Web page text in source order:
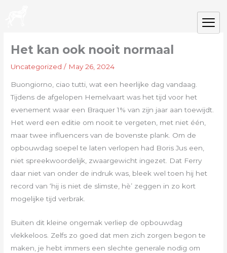
Het kan ook nooit normaal
Uncategorized / May 26, 2024
Buongiorno, ciao tutti, wat een heerlijke dag vandaag.
Tijdens de afgelopen Hemelvaart was het tijd voor het
evenement waar een Braquer 1% van zijn jaar aan toewijdt.
Het werd een editie om nooit te vergeten, met niet één,
maar twee influencers van de bovenste plank. Om de
opbouwdag soepel te laten verlopen had Boris Jus een,
niet spreekwoordelijk, zwaargewicht ingezet. Dat Ferry
daar niet van onder de indruk was, bleek wel toen hij het
record van ‘hij is niet de slimste, hè’ zeggen in zo kort
mogelijke tijd verbrak.
Buiten dit kleine ongemak verliep de opbouwdag
vlekkeloos. Zelfs zo goed dat men zich zorgen begon te
maken, je hebt immers een slechte generale nodig om